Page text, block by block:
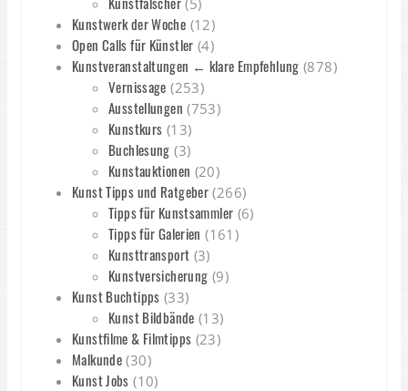
(5)
Kunstwerk der Woche (12)
Open Calls für Künstler (4)
Kunstveranstaltungen ← klare Empfehlung (878)
Vernissage (253)
Ausstellungen (753)
Kunstkurs (13)
Buchlesung (3)
Kunstauktionen (20)
Kunst Tipps und Ratgeber (266)
Tipps für Kunstsammler (6)
Tipps für Galerien (161)
Kunsttransport (3)
Kunstversicherung (9)
Kunst Buchtipps (33)
Kunst Bildbände (13)
Kunstfilme & Filmtipps (23)
Malkunde (30)
Kunst Jobs (10)